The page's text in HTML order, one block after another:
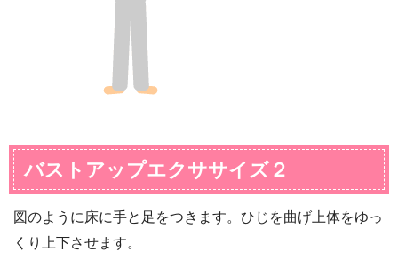
バストアップエクササイズ２
図のように床に手と足をつきます。ひじを曲げ上体をゆっ
くり上下させます。